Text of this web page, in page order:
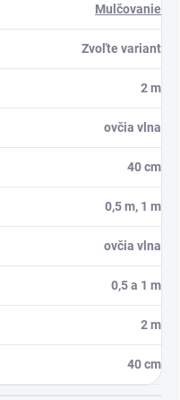
Mulčovanie
Zvoľte variant
2 m
ovčia vlna
40 cm
0,5 m, 1 m
ovčia vlna
0,5 a 1 m
2 m
40 cm